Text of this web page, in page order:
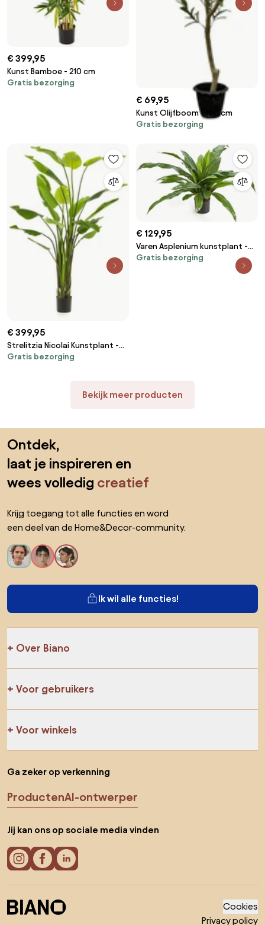
€ 399,95
Kunst Bamboe - 210 cm
Gratis bezorging
€ 69,95
Kunst Olijfboom - 160 cm
Gratis bezorging
€ 399,95
Strelitzia Nicolai Kunstplant -
235 cm
Gratis bezorging
€ 129,95
Varen Asplenium kunstplant -
80 cm
Gratis bezorging
Bekijk meer producten
Ontdek,
laat je inspireren en
wees volledig creatief
Krijg toegang tot alle functies en word
een deel van de Home&Decor-community.
Ik wil alle functies!
Over Biano
Voor gebruikers
Voor winkels
Ga zeker op verkenning
ProductenAI-ontwerper
Jij kan ons op sociale media vinden
Cookies
Privacy policy